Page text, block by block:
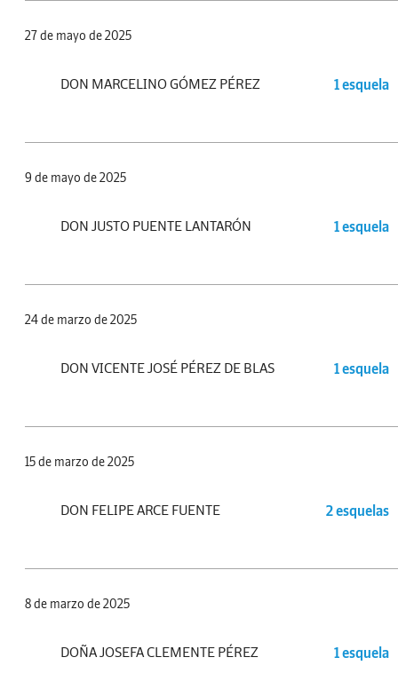
27 de mayo de 2025
DON MARCELINO GÓMEZ PÉREZ 1 esquela
9 de mayo de 2025
DON JUSTO PUENTE LANTARÓN 1 esquela
24 de marzo de 2025
DON VICENTE JOSÉ PÉREZ DE BLAS 1 esquela
15 de marzo de 2025
DON FELIPE ARCE FUENTE 2 esquelas
8 de marzo de 2025
DOÑA JOSEFA CLEMENTE PÉREZ 1 esquela